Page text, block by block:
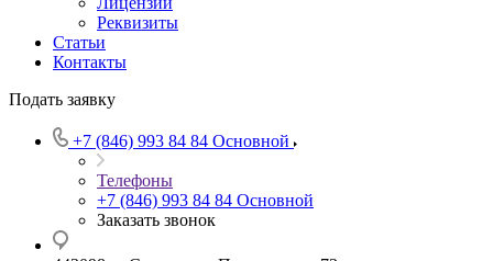
Реквизиты
Статьи
Контакты
Подать заявку
+7 (846) 993 84 84 Основной
Телефоны
+7 (846) 993 84 84 Основной
Заказать звонок